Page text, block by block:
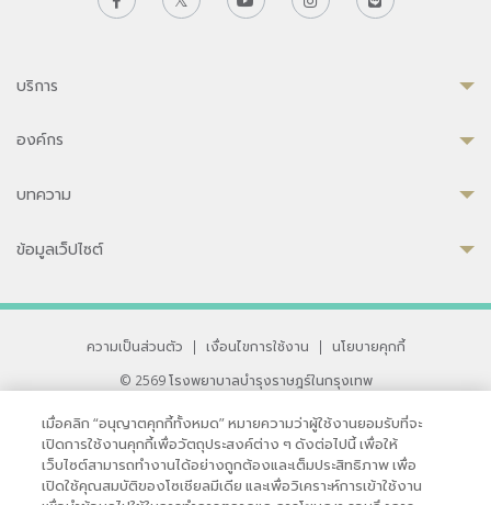
บริการ
องค์กร
บทความ
ข้อมูลเว็ปไซต์
ความเป็นส่วนตัว | เงื่อนไขการใช้งาน |
นโยบายคุกกี้
© 2569 โรงพยาบาลบำรุงราษฎร์ในกรุงเทพ
33 สุขุมวิท ซอย 3 เขตวัฒนา กรุงเทพ 10110 ประเทศไทย
หากท่านมีข้อคิดเห็นหรือปัญหาในการใช้เว็บไซต์ของเรา
เมื่อคลิก “อนุญาตคุกกี้ทั้งหมด” หมายความว่าผู้ใช้งานยอมรับที่จะ
เปิดการใช้งานคุกกี้เพื่อวัตถุประสงค์ต่าง ๆ ดังต่อไปนี้ เพื่อให้
เว็บไซต์สามารถทำงานได้อย่างถูกต้องและเต็มประสิทธิภาพ เพื่อ
เปิดใช้คุณสมบัติของโซเชียลมีเดีย และเพื่อวิเคราะห์การเข้าใช้งาน